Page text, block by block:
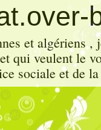
et algériens
qui veulent le
sociale et de